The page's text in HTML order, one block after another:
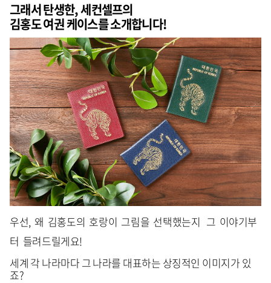
그래서 탄생한, 세컨셀프의
김홍도 여권 케이스를 소개합니다!
우선, 왜 김홍도의 호랑이 그림을 선택했는지 그 이야기부
터 들려드릴게요!
세계 각 나라마다 그 나라를 대표하는 상징적인 이미지가 있
죠?